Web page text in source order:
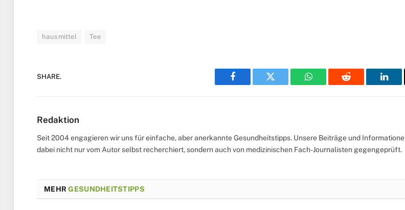
hausmittel Tee
SHARE.
Facebook Twitter WhatsAppReddit
Redaktion
Seit 2004 engagieren wir uns für einfache, aber anerkannte Gesundheitstipps. Unsere Beiträge und
dabei nicht nur vom Autor selbst recherchiert, sondern auch von medizinischen Fach-Journalisten gegengeprüft.
MEHRGESUNDHEITSTIPPS